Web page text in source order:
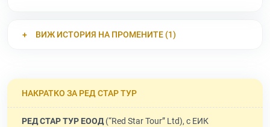
ВИЖ ИСТОРИЯ НА ПРОМЕНИТЕ (1)
НАКРАТКО ЗА РЕД СТАР ТУР
РЕД СТАР ТУР ЕООД(“Red Star Tour” Ltd), с ЕИК